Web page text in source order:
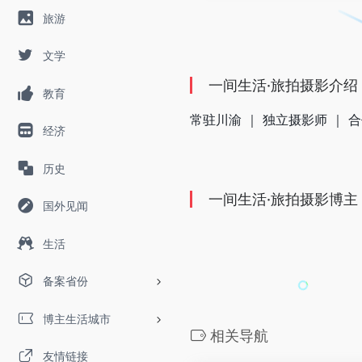
旅游
文学
教育
经济
历史
国外见闻
生活
备案省份
博主生活城市
友情链接
一间生活·旅拍摄影介绍
常驻川渝 ｜ 独立摄影师 ｜
一间生活·旅拍摄影博主
相关导航